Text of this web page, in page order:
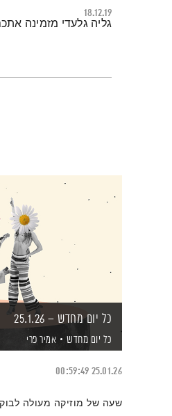
18.12.19
תמצית הפודקאסט
גליה גלעדי מזמינה
כל יום מחדש – 25.1.26
כל יום מחדש אמיר פרי
25.01.26
00:59:49
שעה של מוזיקה מעולה